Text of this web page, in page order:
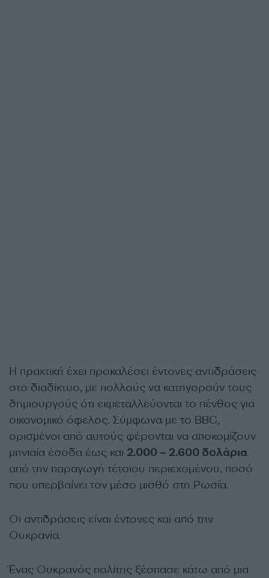
Η πρακτική έχει προκαλέσει έντονες αντιδράσεις
στο διαδίκτυο, με πολλούς να κατηγορούν τους
δημιουργούς ότι εκμεταλλεύονται το πένθος για
οικονομικό όφελος. Σύμφωνα με το BBC,
ορισμένοι από αυτούς φέρονται να αποκομίζουν
μηνιαία έσοδα έως και 2.000 – 2.600 δολάρια
από την παραγωγή τέτοιου περιεχομένου, ποσό
που υπερβαίνει τον μέσο μισθό στη Ρωσία.
Οι αντιδράσεις είναι έντονες και από την
Ουκρανία.
Ένας Ουκρανός πολίτης ξέσπασε κάτω από μια